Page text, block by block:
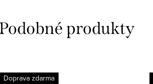
Doprava zdarma